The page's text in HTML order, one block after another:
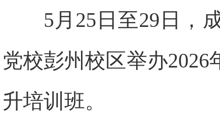
5月25日至29日，
党校彭州校区举办
升培训班。